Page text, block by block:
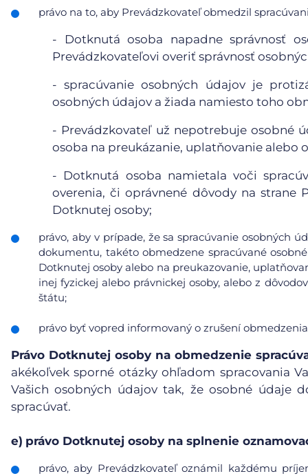
právo na to, aby Prevádzkovateľ obmedzil
- Dotknutá osoba napadne správnosť
Prevádzkovateľovi overiť správnosť
- spracúvanie osobných údajov je
osobných údajov a žiada namiesto toho
- Prevádzkovateľ už nepotrebuje osobné
osoba na preukázanie, uplatňovanie alebo
- Dotknutá osoba namietala voči
overenia, či oprávnené dôvody na strane
Dotknutej osoby;
právo, aby v prípade, že sa spracúvanie osobných
dokumentu, takéto obmedzene spracúvané
Dotknutej osoby alebo na preukazovanie,
inej fyzickej alebo právnickej osoby, alebo z
štátu;
právo byť vopred informovaný o zrušení
Právo Dotknutej osoby na obmedzenie
akékoľvek sporné otázky ohľadom spracovania
Vašich osobných údajov tak, že osobné
spracúvať.
e) právo Dotknutej osoby na splnenie
právo, aby Prevádzkovateľ oznámil každému